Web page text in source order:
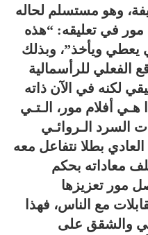
وهو مستسلم لحاله
مور في تعليقه: “هذه
يعطي ويأخذ”، وبذلك
الفعلي للرأسمالية
لكنه في الآن ذاته
أفلام مور، الـتـي
السرد الـروائـي
بطلا نتفاعل معه
معاداته بحكم
مور تعزيزها
مع الناس، فهذا
والشقق على